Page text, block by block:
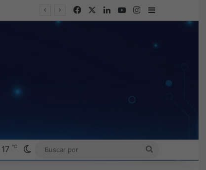
FacebookLinkedInYouTubeInstagram
Barra lateral
17 ℃ Switch skin
BUSCAR